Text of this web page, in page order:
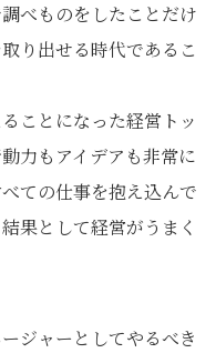
べものをしたことだけ
り出せる時代であるこ
ことになった経営トッ
力もアイデアも非常に
ての仕事を抱え込んで
果として経営がうまく
ジャーとしてやるべき